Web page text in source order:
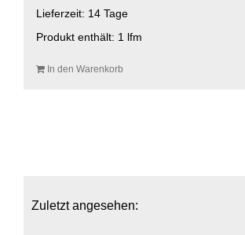
Lieferzeit: 14 Tage
Produkt enthält: 1 lfm
In den Warenkorb
Zuletzt angesehen: